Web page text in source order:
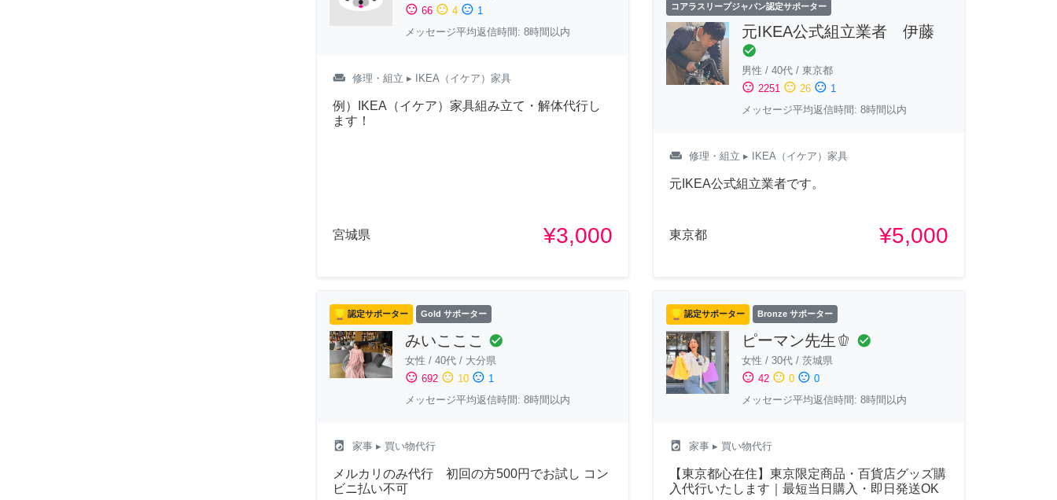
sentiment_satisfied 66 sentiment_neutral 4 sentiment_dissatisfied 1
メッセージ平均返信時間: 8時間以内
weekend 修理・組立 ▸ IKEA（イケア）家具
例）IKEA（イケア）家具組み立て・解体代行し
ます！
宮城県 ¥3,000
コアラスリープジャパン認定サポーター
元IKEA公式組立業者 伊藤
check_circle
男性 / 40代/ 東京都
sentiment_satisfied 2251 sentiment_neutral 26 sentiment_dissatisfied 1
メッセージ平均返信時間: 8時間以内
weekend 修理・組立 ▸ IKEA（イケア）家具
元IKEA公式組立業者です。
東京都 ¥5,000
認定サポーター Gold サポーター
みいこここ check_circle
女性 / 40代 / 大分県
sentiment_satisfied 692 sentiment_neutral 10 sentiment_dissatisfied 1
メッセージ平均返信時間: 8時間以内
local_laundry_service 家事 ▸ 買い物代行
メルカリのみ代行 初回の方500円でお試し コン
ビニ払い不可
認定サポーター Bronze サポーター
ピーマン先生🫑 check_circle
女性 / 30代/ 茨城県
sentiment_satisfied 42 sentiment_neutral 0 sentiment_dissatisfied 0
メッセージ平均返信時間: 8時間以内
local_laundry_service 家事▸ 買い物代行
【東京都心在住】東京限定商品・百貨店グッズ購
入代行いたします｜最短当日購入・即日発送OK